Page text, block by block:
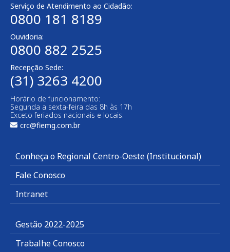
Serviço de Atendimento ao Cidadão:
0800 181 8189
Ouvidoria:
0800 882 2525
Recepção Sede:
(31) 3263 4200
Horário de funcionamento:
Segunda a sexta-feira das 8h às 17h
Exceto feriados nacionais e locais.
crc@fiemg.com.br
Conheça o Regional Centro-Oeste (Institucional)
Fale Conosco
Intranet
Gestão 2022-2025
Trabalhe Conosco